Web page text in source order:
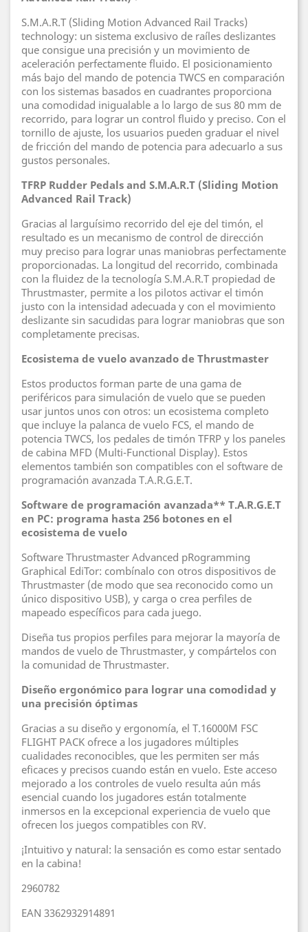
S.M.A.R.T (Sliding Motion Advanced Rail Tracks)
technology: un sistema exclusivo de raíles deslizantes
que consigue una precisión y un movimiento de
aceleración perfectamente fluido. El posicionamiento
más bajo del mando de potencia TWCS en comparación
con los sistemas basados en cuadrantes proporciona
una comodidad inigualable a lo largo de sus 80 mm de
recorrido, para lograr un control fluido y preciso. Con el
tornillo de ajuste, los usuarios pueden graduar el nivel
de fricción del mando de potencia para adecuarlo a sus
gustos personales.
TFRP Rudder Pedals and S.M.A.R.T (Sliding Motion
Advanced Rail Track)
Gracias al larguísimo recorrido del eje del timón, el
resultado es un mecanismo de control de dirección
muy preciso para lograr unas maniobras perfectamente
proporcionadas. La longitud del recorrido, combinada
con la fluidez de la tecnología S.M.A.R.T propiedad de
Thrustmaster, permite a los pilotos activar el timón
justo con la intensidad adecuada y con el movimiento
deslizante sin sacudidas para lograr maniobras que son
completamente precisas.
Ecosistema de vuelo avanzado de Thrustmaster
Estos productos forman parte de una gama de
periféricos para simulación de vuelo que se pueden
usar juntos unos con otros: un ecosistema completo
que incluye la palanca de vuelo FCS, el mando de
potencia TWCS, los pedales de timón TFRP y los paneles
de cabina MFD (Multi-Functional Display). Estos
elementos también son compatibles con el software de
programación avanzada T.A.R.G.E.T.
Software de programación avanzada** T.A.R.G.E.T
en PC: programa hasta 256 botones en el
ecosistema de vuelo
Software Thrustmaster Advanced pRogramming
Graphical EdiTor: combínalo con otros dispositivos de
Thrustmaster (de modo que sea reconocido como un
único dispositivo USB), y carga o crea perfiles de
mapeado específicos para cada juego.
Diseña tus propios perfiles para mejorar la mayoría de
mandos de vuelo de Thrustmaster, y compártelos con
la comunidad de Thrustmaster.
Diseño ergonómico para lograr una comodidad y
una precisión óptimas
Gracias a su diseño y ergonomía, el T.16000M FSC
FLIGHT PACK ofrece a los jugadores múltiples
cualidades reconocibles, que les permiten ser más
eficaces y precisos cuando están en vuelo. Este acceso
mejorado a los controles de vuelo resulta aún más
esencial cuando los jugadores están totalmente
inmersos en la excepcional experiencia de vuelo que
ofrecen los juegos compatibles con RV.
¡Intuitivo y natural: la sensación es como estar sentado
en la cabina!
2960782
EAN 3362932914891